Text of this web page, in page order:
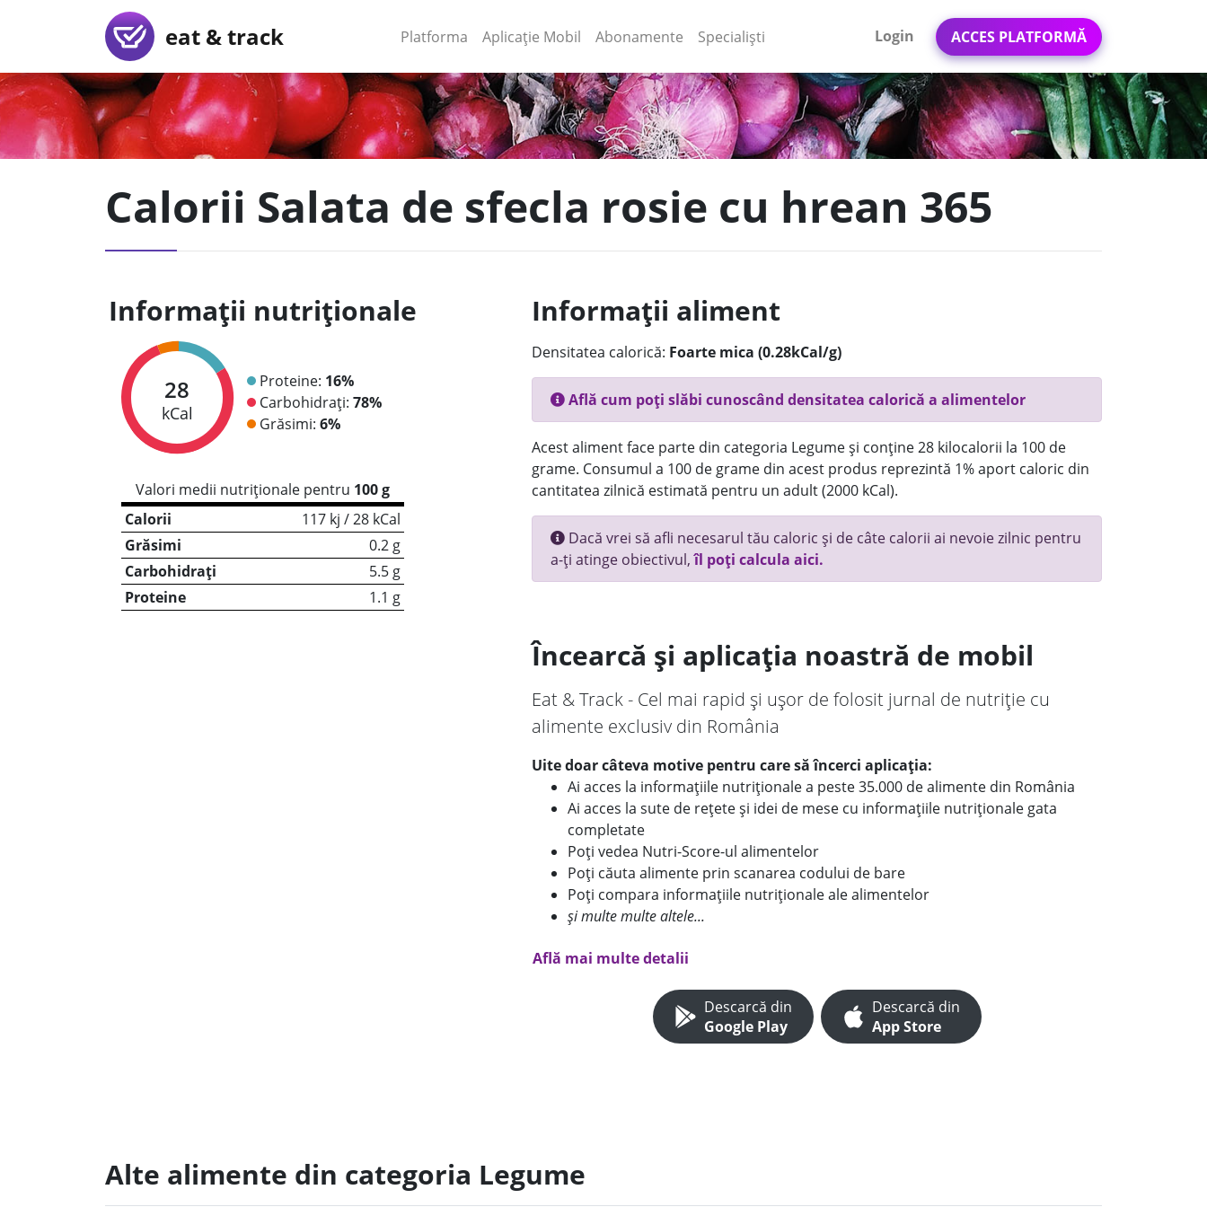
eat & track Platforma (current)
Aplicație Mobil (current)
Abonamente Specialiști Login ACCES PLATFORMĂ
Calorii Salata de sfecla rosie cu hrean 365
Informații nutriționale
28
kCal
Proteine: 16%
Carbohidrați: 78%
Grăsimi: 6%
Valori medii nutriționale pentru 100 g
Calorii
117 kj / 28 kCal
Grăsimi
0.2 g
Carbohidrați
5.5 g
Proteine
1.1 g
Informații aliment
Densitatea calorică: Foarte mica (0.28kCal/g)
Află cum poți slăbi cunoscând densitatea calorică a alimentelor
Acest aliment face parte din categoria Legume și conține 28 kilocalorii la 100 de
grame. Consumul a 100 de grame din acest produs reprezintă 1% aport caloric din
cantitatea zilnică estimată pentru un adult (2000 kCal).
Dacă vrei să afli necesarul tău caloric și de câte calorii ai nevoie zilnic pentru
a-ți atinge obiectivul,îl poți calcula aici.
Încearcă și aplicația noastră de mobil
Eat & Track - Cel mai rapid și ușor de folosit jurnal de nutriție cu
alimente exclusiv din România
Uite doar câteva motive pentru care să încerci aplicația:
Ai acces la informațiile nutriționale a peste 35.000 de alimente din România
Ai acces la sute de rețete și idei de mese cu informațiile nutriționale gata
completate
Poți vedea Nutri-Score-ul alimentelor
Poți căuta alimente prin scanarea codului de bare
Poți compara informațiile nutriționale ale alimentelor
și multe multe altele...
Află mai multe detalii
Descarcă din
Google Play
Descarcă din
App Store
Alte alimente din categoria Legume